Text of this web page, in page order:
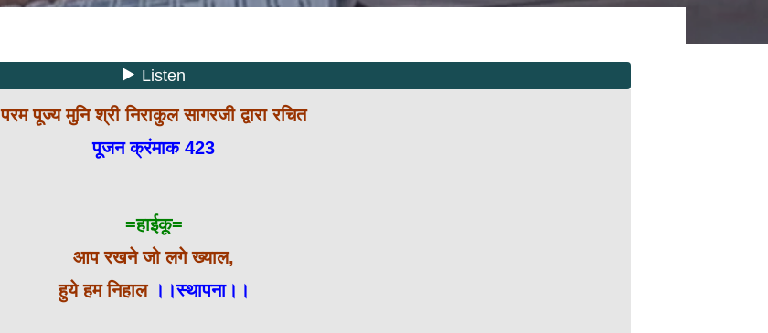
परम पूज्य मुनि श्री निराकुल सागरजी द्वारा रचित
पूजन क्रंमाक 423
=हाईकू=
आप रखने जो लगे ख्याल,
हुये हम निहाल ।।स्थापना।।